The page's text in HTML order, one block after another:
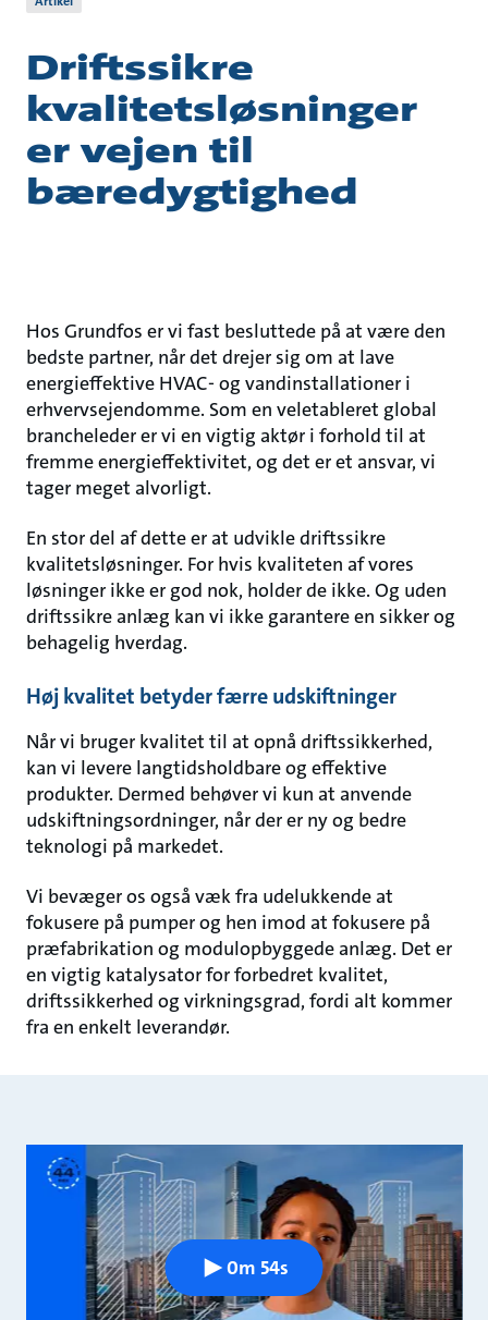
Driftssikre
kvalitetsløsninger
er vejen til
bæredygtighed
Hos Grundfos er vi fast besluttede på at være den
bedste partner, når det drejer sig om at lave
energieffektive HVAC- og vandinstallationer i
erhvervsejendomme. Som en veletableret global
brancheleder er vi en vigtig aktør i forhold til at
fremme energieffektivitet, og det er et ansvar, vi
tager meget alvorligt.
En stor del af dette er at udvikle driftssikre
kvalitetsløsninger. For hvis kvaliteten af vores
løsninger ikke er god nok, holder de ikke. Og uden
driftssikre anlæg kan vi ikke garantere en sikker og
behagelig hverdag.
Høj kvalitet betyder færre udskiftninger
Når vi bruger kvalitet til at opnå driftssikkerhed,
kan vi levere langtidsholdbare og effektive
produkter. Dermed behøver vi kun at anvende
udskiftningsordninger, når der er ny og bedre
teknologi på markedet.
Vi bevæger os også væk fra udelukkende at
fokusere på pumper og hen imod at fokusere på
præfabrikation og modulopbyggede anlæg. Det er
en vigtig katalysator for forbedret kvalitet,
driftssikkerhed og virkningsgrad, fordi alt kommer
fra en enkelt leverandør.
0m 54s